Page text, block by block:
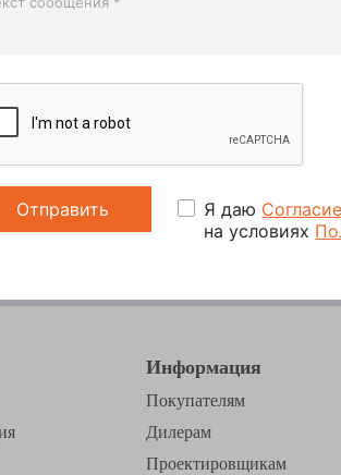
Я даю Согласие
на условиях
Информация
Покупателям
Дилерам
Проектировщикам